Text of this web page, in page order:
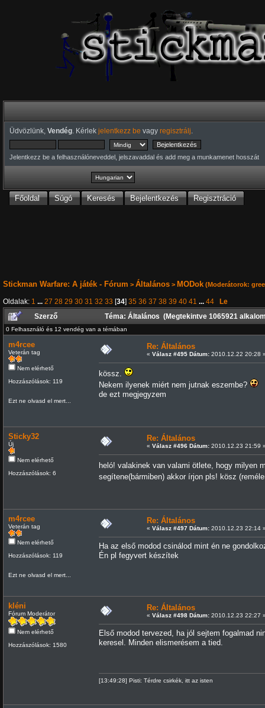
Üdvözlünk, Vendég. Kérlek jelentkezz be vagy regisztrálj
Jelentkezz be a felhasználóneveddel, jelszavaddal és add meg a munkamenet hosszát
Főoldal Súgó Keresés Bejelentkezés Regisztráció
Stickman Warfare: A játék - Fórum > Általános> MODok(Moderátorok:
Oldalak: 1 ... 27 28 29 30 31 32 33 [34] 35 36 37 38 39 40 41 ... 44
Le
Szerző
Téma: Általános (Megtekintve 1065921
0 Felhasználó és 12 vendég van a témában
m4rcee
Veterán tag
Nem elérhető
Hozzászólások: 119
Ezt ne olvasd el mert...
Re: Általános
« Válasz #495 Dátum:2010.12.22 20:28
kössz.
Nekem ilyenek miért nem jutnak eszembe?
de ezt megjegyzem
Sticky32
Új
Nem elérhető
Hozzászólások: 6
Re: Általános
« Válasz #496 Dátum:2010.12.23 21:59
heló! valakinek van valami ötlete, hogy milyen
segítene(bármiben) akkor írjon pls! kösz
m4rcee
Veterán tag
Nem elérhető
Hozzászólások: 119
Ezt ne olvasd el mert...
Re: Általános
« Válasz #497 Dátum:2010.12.23 22:14
Ha az első modod csinálod mint én ne
Én pl fegyvert készítek
kléni
Fórum Moderátor
Nem elérhető
Hozzászólások: 1580
Re: Általános
« Válasz #498 Dátum:2010.12.23 22:27
Első modod tervezed, ha jól sejtem fogalmad
keresel. Minden elismerésem a tied.
[13:49:28] Pisti: Térdre csirkék, itt az isten